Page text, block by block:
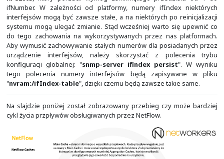
W danych eksportowanych o przepływach zawarta jest
temat interfejsu wejściowego i wyjściowego. Jest to tak
(Interface Index), którym identyfikowany jest
systemie (fizyczny i logiczny). ifIndex jest obiektem
(Management Information Base) protokołu SNMP
Management Protocol). Wartość ta została początkowo
wRFC1213. Zgodnie z nim, każdemu interfejsowi jest
określał aktualną ilość interfejsów w systemie.
bez zmian do czasu kolejnej reinicjalizacji systemu.
fizyczne są wbudowane lub nieczęsto zmieniane, to
więcej zastosowań interfejsów logicznych. Sprawia to,